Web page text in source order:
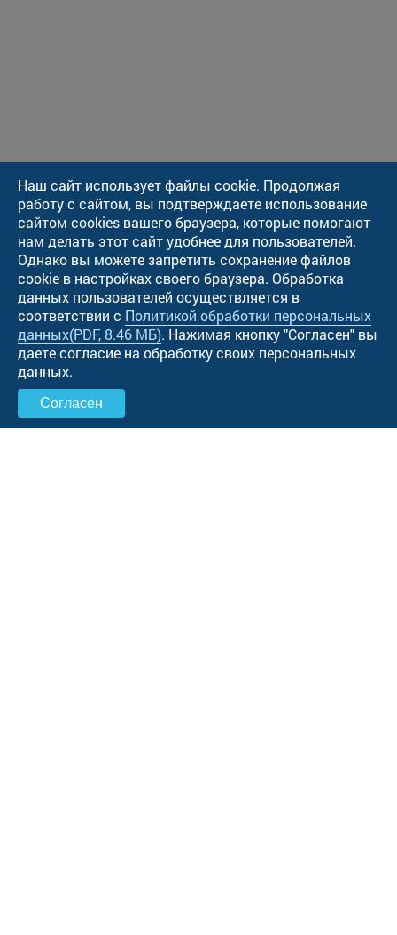
Наш сайт использует файлы cookie. Продолжая
работу с сайтом, вы подтверждаете использование
сайтом cookies вашего браузера, которые помогают
нам делать этот сайт удобнее для пользователей.
Однако вы можете запретить сохранение файлов
cookie в настройках своего браузера. Обработка
данных пользователей осуществляется в
соответствии с Политикой обработки персональных
данных(PDF, 8.46 МБ). Нажимая кнопку "Cогласен" вы
даете согласие на обработку своих персональных
данных.
Согласен